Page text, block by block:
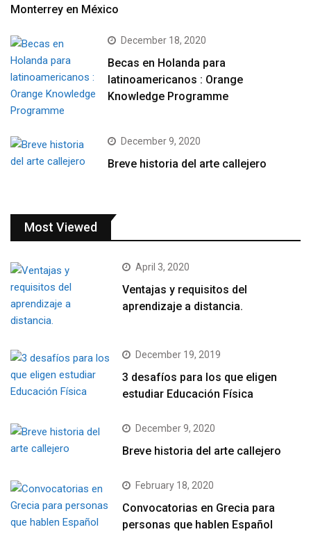
Monterrey en México
December 18, 2020
Becas en Holanda para
latinoamericanos : Orange
Knowledge Programme
December 9, 2020
Breve historia del arte callejero
Most Viewed
April 3, 2020
Ventajas y requisitos del
aprendizaje a distancia.
December 19, 2019
3 desafíos para los que eligen
estudiar Educación Física
December 9, 2020
Breve historia del arte callejero
February 18, 2020
Convocatorias en Grecia para
personas que hablen Español